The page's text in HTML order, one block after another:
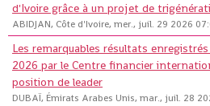
d'Ivoire grâce à un projet de
ABIDJAN, Côte d'Ivoire, mer., juil. 29 2026
Les remarquables résultats
2026 par le Centre financier
position de leader
DUBAÏ, Émirats Arabes Unis, mar., juil. 28